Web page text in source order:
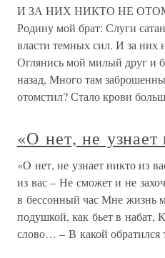
И ЗА НИХ НИКТО НЕ
Родину мой брат: Слуги
власти темных сил. И за них
Оглянись мой милый друг и
назад, Много там
отомстил? Стало крови
«О нет, не
«О нет, не узнает никто из
из вас – Не сможет и не
в бессонный час Мне жизнь
подушкой, как бьет в набат,
слово… – В какой обратился